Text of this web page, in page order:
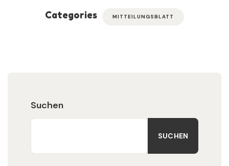
Categories MITTEILUNGSBLATT
Suchen
SUCHEN